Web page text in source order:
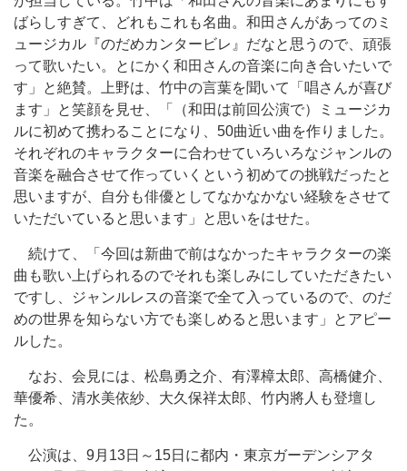
ばらしすぎて、どれもこれも名曲。和田さんがあってのミ
ュージカル『のだめカンタービレ』だなと思うので、頑張
って歌いたい。とにかく和田さんの音楽に向き合いたいで
す」と絶賛。上野は、竹中の言葉を聞いて「唱さんが喜び
ます」と笑顔を見せ、「（和田は前回公演で）ミュージカ
ルに初めて携わることになり、50曲近い曲を作りました。
それぞれのキャラクターに合わせていろいろなジャンルの
音楽を融合させて作っていくという初めての挑戦だったと
思いますが、自分も俳優としてなかなかない経験をさせて
いただいていると思います」と思いをはせた。
続けて、「今回は新曲で前はなかったキャラクターの楽
曲も歌い上げられるのでそれも楽しみにしていただきたい
ですし、ジャンルレスの音楽で全て入っているので、のだ
めの世界を知らない方でも楽しめると思います」とアピー
ルした。
なお、会見には、松島勇之介、有澤樟太郎、高橋健介、
華優希、清水美依紗、大久保祥太郎、竹内將人も登壇し
た。
公演は、9月13日～15日に都内・東京ガーデンシアタ